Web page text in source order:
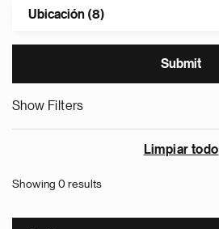
Ubicación (8)
Show Filters
Limpiar todo
Showing 0 results